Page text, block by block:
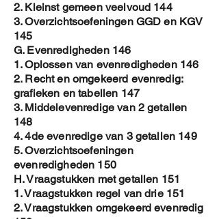
2. Kleinst gemeen veelvoud 144
3. Overzichtsoefeningen GGD en KGV
145
G. Evenredigheden 146
1. Oplossen van evenredigheden 146
2. Recht en omgekeerd evenredig:
grafieken en tabellen 147
3. Middelevenredige van 2 getallen
148
4. 4de evenredige van 3 getallen 149
5. Overzichtsoefeningen
evenredigheden 150
H. Vraagstukken met getallen 151
1. Vraagstukken regel van drie 151
2. Vraagstukken omgekeerd evenredig